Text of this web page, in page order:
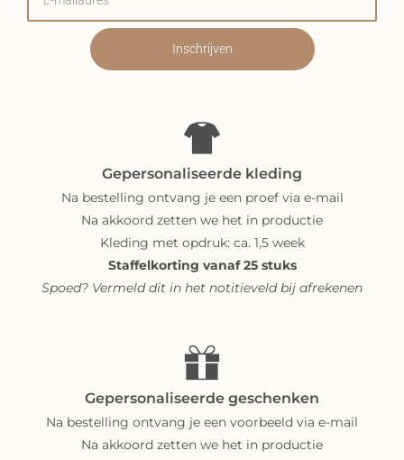
Inschrijven
Gepersonaliseerde kleding
Na bestelling ontvang je een proef via e-mail
Na akkoord zetten we het in productie
Kleding met opdruk: ca. 1,5 week
Staffelkorting vanaf 25 stuks
Spoed? Vermeld dit in het notitieveld bij afrekenen
Gepersonaliseerde geschenken
Na bestelling ontvang je een voorbeeld via e-mail
Na akkoord zetten we het in productie